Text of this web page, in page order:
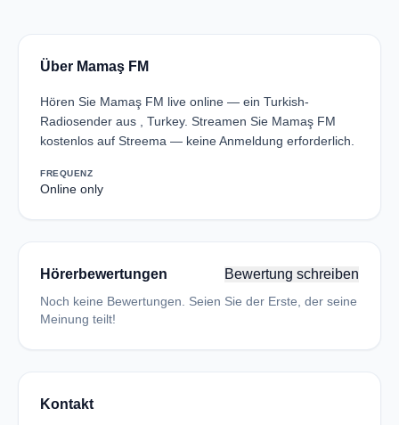
Über Mamaş FM
Hören Sie Mamaş FM live online — ein Turkish-
Radiosender aus , Turkey. Streamen Sie Mamaş FM
kostenlos auf Streema — keine Anmeldung erforderlich.
FREQUENZ
Online only
Hörerbewertungen Bewertung schreiben
Noch keine Bewertungen. Seien Sie der Erste, der seine
Meinung teilt!
Kontakt